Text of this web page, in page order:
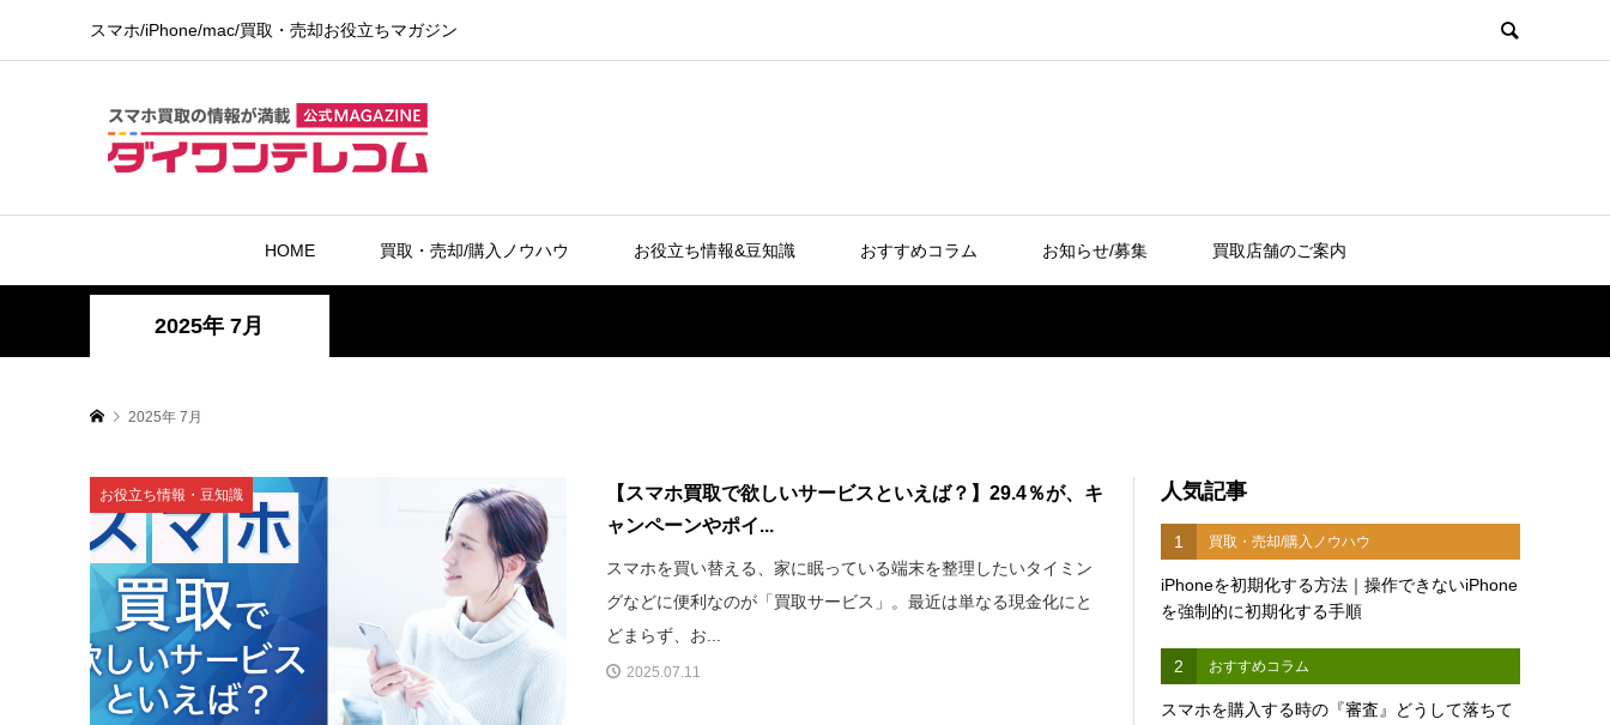
スマホ/iPhone/mac/買取・売却お役立ちマガジン
HOME 買取・売却/購入ノウハウ お役立ち情報&豆知識 おすすめコラム お知らせ/募集 買取店舗のご案内
2025年 7月
2025年 7月
お役立ち情報・豆知識
【スマホ買取で欲しいサービスといえば？】29.4％が、キ
ャンペーンやポイ...
スマホを買い替える、家に眠っている端末を整理したいタイミン
グなどに便利なのが「買取サービス」。最近は単なる現金化にと
どまらず、お...
2025.07.11
人気記事
1 買取・売却/購入ノウハウ
iPhoneを初期化する方法｜操作できないiPhone
を強制的に初期化する手順
2 おすすめコラム
スマホを購入する時の『審査』どうして落ちて